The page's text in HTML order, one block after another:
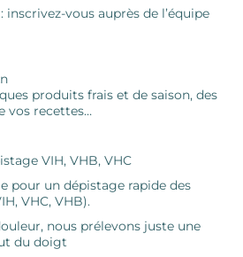
inscrivez-vous auprès de l’équipe
produits frais et de saison, des
vos recettes…
VIH, VHB, VHC
pour un dépistage rapide des
VHC, VHB).
nous prélevons juste une
du doigt